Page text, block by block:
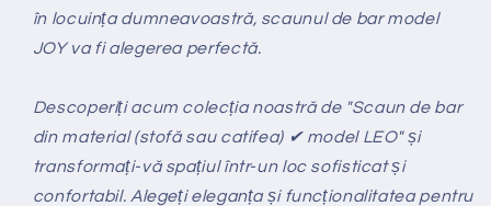
în locuința dumneavoastră, scaunul de bar model
JOY va fi alegerea perfectă.
Descoperiți acum colecția noastră de "Scaun de bar
din material (stofă sau catifea) ✔ model LEO" și
transformați-vă spațiul într-un loc sofisticat și
confortabil. Alegeți eleganța și funcționalitatea pentru